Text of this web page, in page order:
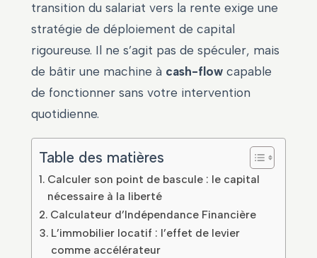
transition du salariat vers la rente exige une
stratégie de déploiement de capital
rigoureuse. Il ne s’agit pas de spéculer, mais
de bâtir une machine à cash-flow capable
de fonctionner sans votre intervention
quotidienne.
Table des matières
Calculer son point de bascule : le capital
nécessaire à la liberté
Calculateur d’Indépendance Financière
L’immobilier locatif : l’effet de levier
comme accélérateur